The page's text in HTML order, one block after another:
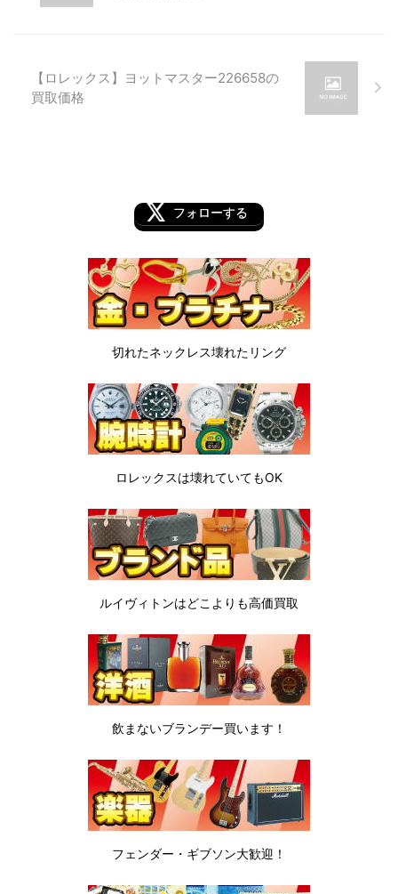
【ロレックス】ヨットマスター226658の
買取価格
フォローする
切れたネックレス壊れたリング
ロレックスは壊れていてもOK
ルイヴィトンはどこよりも高価買取
飲まないブランデー買います！
フェンダー・ギブソン大歓迎！